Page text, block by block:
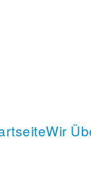
Wir